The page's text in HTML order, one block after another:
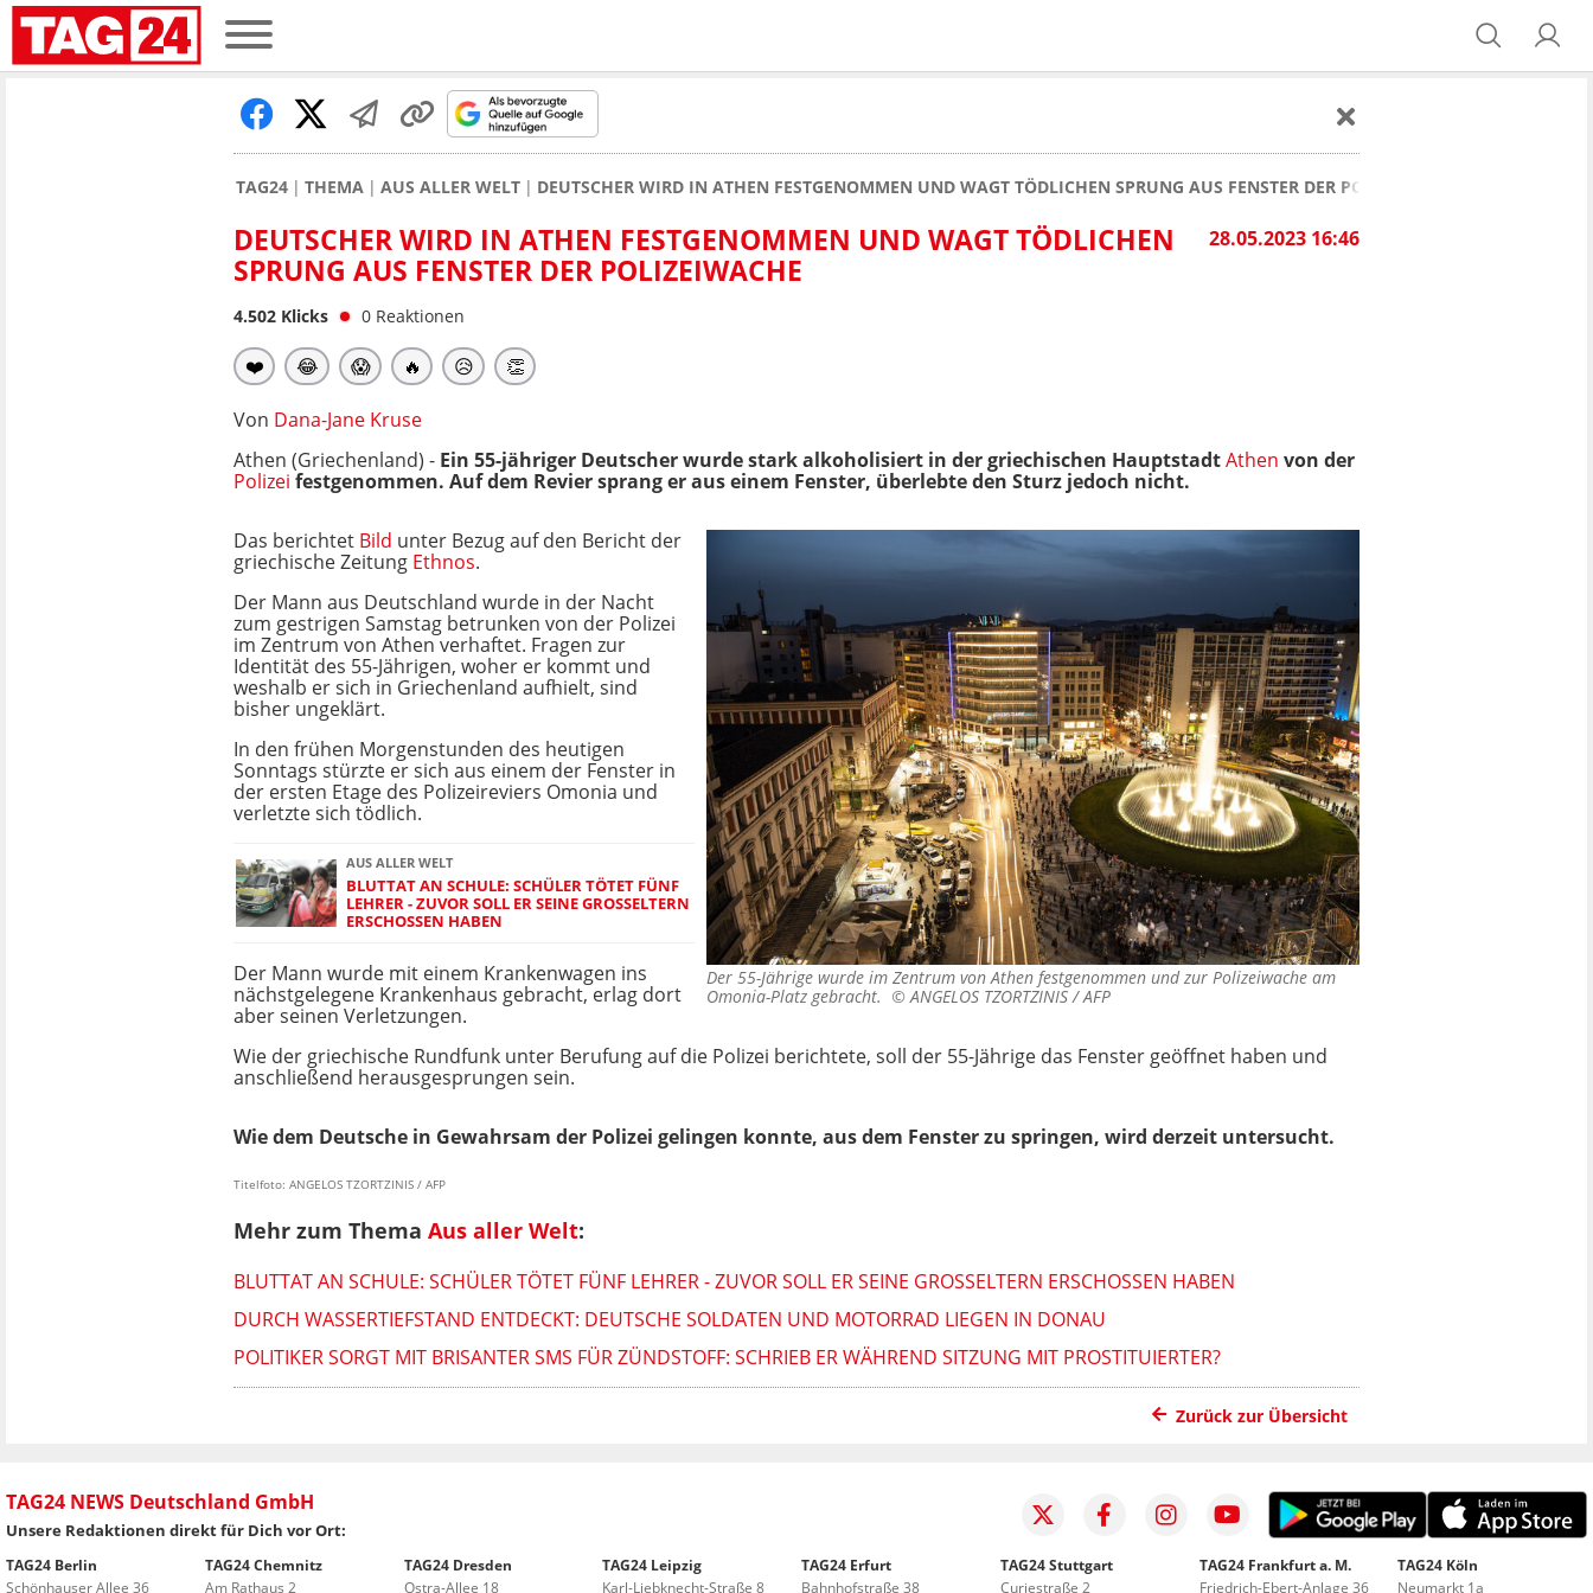
TAG24 THEMA AUS ALLER WELT DEUTSCHER WIRD IN ATHEN FESTGENOMMEN UND WAGT TÖDLICHEN SPRUNG AUS FENSTER DER POLIZEIWACHE
28.05.2023 16:46
DEUTSCHER WIRD IN ATHEN FESTGENOMMEN UND WAGT TÖDLICHEN
SPRUNG AUS FENSTER DER POLIZEIWACHE
4.502 Klicks 0 Reaktionen
❤️ 😂 😱 🔥 😥 👏
Von Dana-Jane Kruse
Athen (Griechenland) - Ein 55-jähriger Deutscher wurde stark alkoholisiert in der griechischen HauptstadtAthen von der
Polizei festgenommen. Auf dem Revier sprang er aus einem Fenster, überlebte den Sturz jedoch nicht.
Der 55-Jährige wurde im Zentrum von Athen festgenommen und zur Polizeiwache am
Omonia-Platz gebracht. ©ANGELOS TZORTZINIS / AFP
Das berichtet Bild unter Bezug auf den Bericht der
griechische Zeitung Ethnos.
Der Mann aus Deutschland wurde in der Nacht
zum gestrigen Samstag betrunken von der Polizei
im Zentrum von Athen verhaftet. Fragen zur
Identität des 55-Jährigen, woher er kommt und
weshalb er sich in Griechenland aufhielt, sind
bisher ungeklärt.
In den frühen Morgenstunden des heutigen
Sonntags stürzte er sich aus einem der Fenster in
der ersten Etage des Polizeireviers Omonia und
verletzte sich tödlich.
AUS ALLER WELT
BLUTTAT AN SCHULE: SCHÜLER TÖTET FÜNF
LEHRER - ZUVOR SOLL ER SEINE GROSSELTERN E
RSCHOSSEN HABEN
Der Mann wurde mit einem Krankenwagen ins
nächstgelegene Krankenhaus gebracht, erlag dort
aber seinen Verletzungen.
Wie der griechische Rundfunk unter Berufung auf die Polizei berichtete, soll der 55-Jährige das Fenster geöffnet haben und
anschließend herausgesprungen sein.
Wie dem Deutsche in Gewahrsam der Polizei gelingen konnte, aus dem Fenster zu springen, wird derzeit untersucht.
Titelfoto: ANGELOS TZORTZINIS / AFP
Mehr zum Thema Aus aller Welt:
BLUTTAT AN SCHULE: SCHÜLER TÖTET FÜNF LEHRER - ZUVOR SOLL ER SEINE GROSSELTERN ERSCHOSSEN HABEN
DURCH WASSERTIEFSTAND ENTDECKT: DEUTSCHE SOLDATEN UND MOTORRAD LIEGEN IN DONAU
POLITIKER SORGT MIT BRISANTER SMS FÜR ZÜNDSTOFF: SCHRIEB ER WÄHREND SITZUNG MIT PROSTITUIERTER?
Zurück zur Übersicht
TAG24 NEWS Deutschland GmbH
Unsere Redaktionen direkt für Dich vor Ort:
TAG24 Berlin
Schönhauser Allee 36
TAG24 Chemnitz
Am Rathaus 2
TAG24 Dresden
Ostra-Allee 18
TAG24 Leipzig
Karl-Liebknecht-Straße 8
TAG24 Erfurt
Bahnhofstraße 38
TAG24 Stuttgart
Curiestraße 2
TAG24 Frankfurt a. M.
Friedrich-Ebert-Anlage 36
TAG24 Köln
Neumarkt 1a